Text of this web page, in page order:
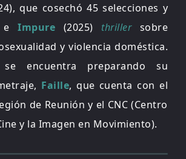
que cosechó 45 selecciones y
e Impure (2025) thrillersobre
y violencia doméstica.
se encuentra preparando su
Faille, que cuenta con el
de Reunión y el CNC (Centro
y la Imagen en Movimiento).